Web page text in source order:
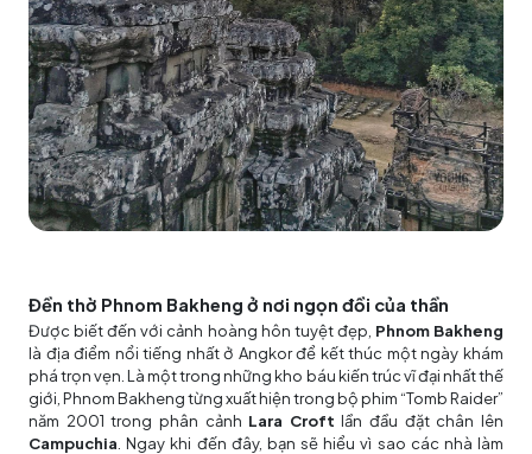
Đền thờ Phnom Bakheng ở nơi ngọn đồi của thần
Được biết đến với cảnh hoàng hôn tuyệt đẹp, Phnom Bakheng
là địa điểm nổi tiếng nhất ở Angkor để kết thúc một ngày khám
phá trọn vẹn. Là một trong những kho báu kiến trúc vĩ đại nhất thế
giới, Phnom Bakheng từng xuất hiện trong bộ phim “Tomb Raider”
năm 2001 trong phân cảnh Lara Croft lần đầu đặt chân lên
Campuchia . Ngay khi đến đây, bạn sẽ hiểu vì sao các nhà làm